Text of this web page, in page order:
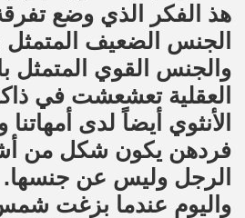
هذ الفكر الذي وضع
الجنس الضعيف المتمثل
والجنس القوي المتمثل
العقلية تعشعشت في
الأنثوي أيضاً لدى أمهاتنا
فردهن يكون شكل من
الرجل وليس عن جنسها.
واليوم عندما بزغت